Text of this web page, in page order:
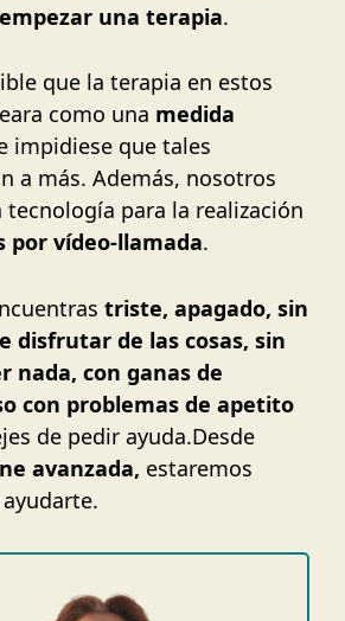
una terapia.
que la terapia en estos
como una medida
impidiese que tales
a más. Además, nosotros
para la realización
por vídeo-llamada.
triste, apagado, sin
disfrutar de las cosas, sin
nada, con ganas de
con problemas de apetito
de pedir ayuda.Desde
avanzada, estaremos